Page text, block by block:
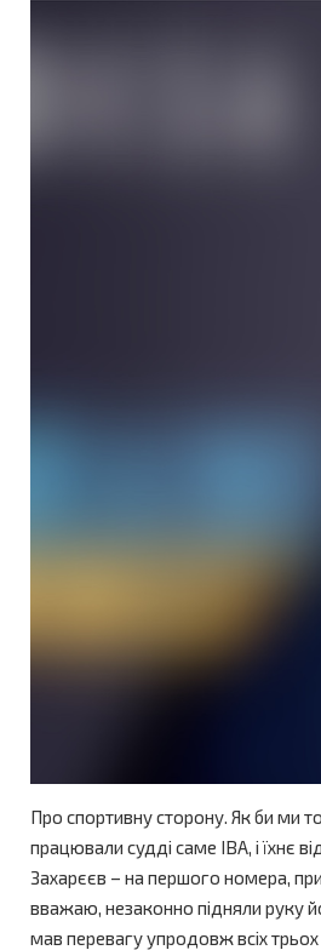
Про спортивну сторону. Як би ми
працювали судді саме IBA, і їхнє
Захарєєв – на першого номера,
вважаю, незаконно підняли руку
мав перевагу упродовж всіх